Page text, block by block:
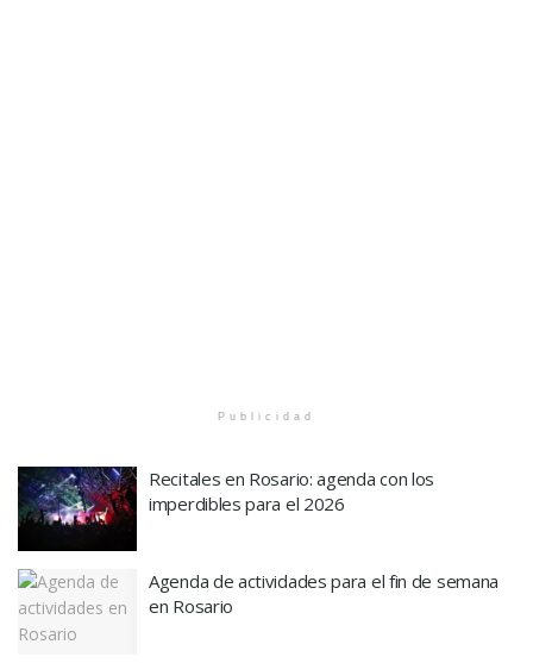
Publicidad
Recitales en Rosario: agenda con los
imperdibles para el 2026
Agenda de actividades para el fin de semana
en Rosario